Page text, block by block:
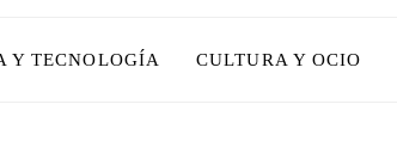
Y TECNOLOGÍA CULTURA Y OCIO